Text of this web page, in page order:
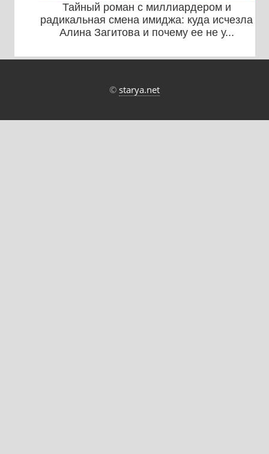
Тайный роман с миллиардером и
радикальная смена имиджа: куда исчезла
Алина Загитова и почему ее не у...
© starya.net